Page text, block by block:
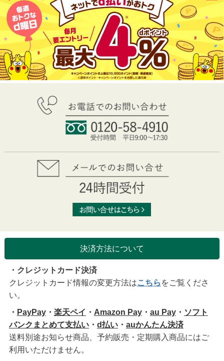
決済方法について
・クレジットカード決済
クレジットカード情報の変更方法はこちら をご覧くださ
い。
・ PayPay・ 楽天ペイ ・ Amazon Pay・ au Pay・ ソフト
バンクまとめて支払い・ d払い・ auかんたん決済
送料別途お知らせ商品、予約販売・定期購入商品にはご
利用いただけません。